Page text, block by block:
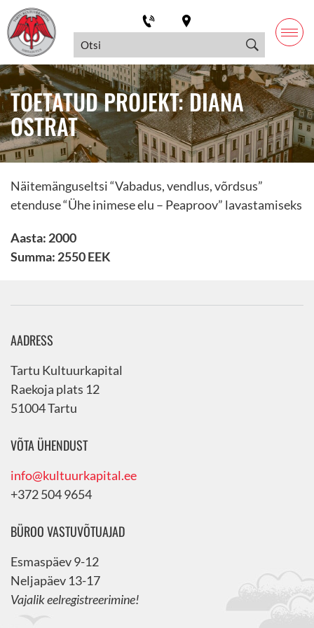
TOETATUD PROJEKT: DIANA
OSTRAT
Näitemänguseltsi “Vabadus, vendlus, võrdsus”
etenduse “Ühe inimese elu – Peaproov” lavastamiseks
Aasta: 2000
Summa: 2550 EEK
AADRESS
Tartu Kultuurkapital
Raekoja plats 12
51004 Tartu
VÕTA ÜHENDUST
info@kultuurkapital.ee
+372 504 9654
BÜROO VASTUVÕTUAJAD
Esmaspäev 9-12
Neljapäev 13-17
Vajalik eelregistreerimine!